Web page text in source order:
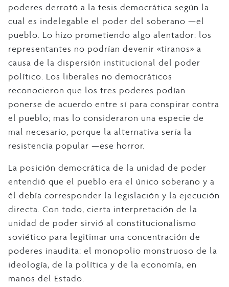
poderes derrotó a la tesis democrática según la
cual es indelegable el poder del soberano —el
pueblo. Lo hizo prometiendo algo alentador: los
representantes no podrían devenir «tiranos» a
causa de la dispersión institucional del poder
político. Los liberales no democráticos
reconocieron que los tres poderes podían
ponerse de acuerdo entre sí para conspirar contra
el pueblo; mas lo consideraron una especie de
mal necesario, porque la alternativa sería la
resistencia popular —ese horror.
La posición democrática de la unidad de poder
entendió que el pueblo era el único soberano y a
él debía corresponder la legislación y la ejecución
directa. Con todo, cierta interpretación de la
unidad de poder sirvió al constitucionalismo
soviético para legitimar una concentración de
poderes inaudita: el monopolio monstruoso de la
ideología, de la política y de la economía, en
manos del Estado.